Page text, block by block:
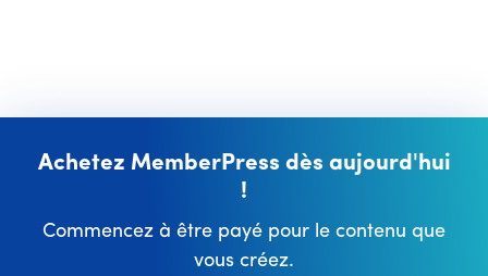
Achetez MemberPress dès aujourd'hui
!
Commencez à être payé pour le contenu que
vous créez.